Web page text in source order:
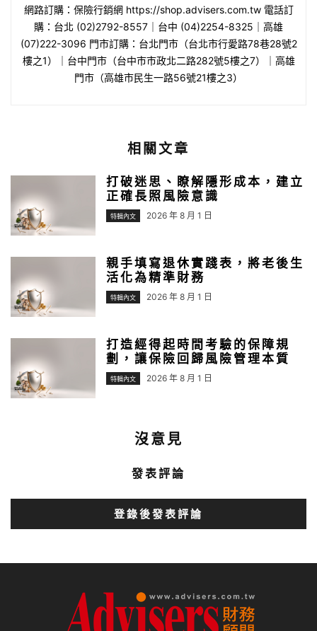
網路訂購：保險行銷網 https://shop.advisers.com.tw 電話訂
購：台北 (02)2792-8557｜台中 (04)2254-8325｜高雄
(07)222-3096 門市訂購：台北門市（台北市行愛路78巷28號2
樓之1）｜台中門市（台中市市政北二路282號5樓之7）｜高雄
門市（高雄市民生一路56號21樓之3）
相關文章
打破迷思、瞭解隱形成本，建立
正確長照風險意識
特輯內文 2026 年 8 月 1 日
親手填寫退休實踐表，將老後生
活化為精準財務
特輯內文 2026 年 8 月 1 日
打造經得起時間考驗的保障規
劃，讓保險回歸風險管理本質
特輯內文 2026 年 8 月 1 日
沒意見
發表評論
登錄後發表評論